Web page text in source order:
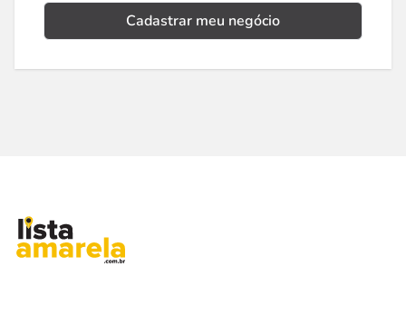
Cadastrar meu negócio